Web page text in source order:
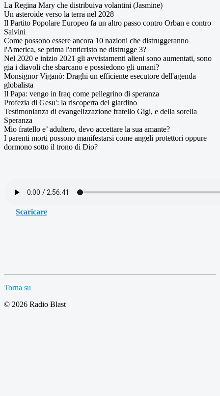
La Regina Mary che distribuiva volantini (Jasmine)
Un asteroide verso la terra nel 2028
Il Partito Popolare Europeo fa un altro passo contro Orban e contro
Salvini
Come possono essere ancora 10 nazioni che distruggeranno
l'America, se prima l'anticristo ne distrugge 3?
Nel 2020 e inizio 2021 gli avvistamenti alieni sono aumentati, sono
gia i diavoli che sbarcano e possiedono gli umani?
Monsignor Viganò: Draghi un efficiente esecutore dell'agenda
globalista
Il Papa: vengo in Iraq come pellegrino di speranza
Profezia di Gesu': la riscoperta del giardino
Testimonianza di evangelizzazione fratello Gigi, e della sorella
Speranza
Mio fratello e’ adultero, devo accettare la sua amante?
I parenti morti possono manifestarsi come angeli protettori oppure
dormono sotto il trono di Dio?
Scaricare
Torna su
© 2026 Radio Blast